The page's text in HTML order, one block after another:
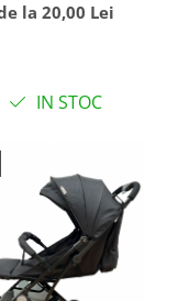
S albastru
la 20,00 Lei
IN STOC